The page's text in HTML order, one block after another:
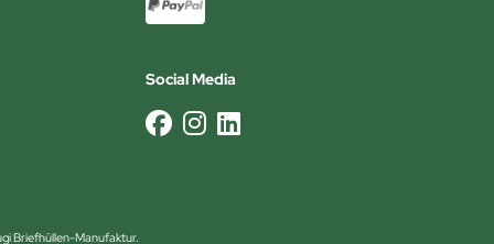
Social Media
Briefhüllen-Manufaktur.